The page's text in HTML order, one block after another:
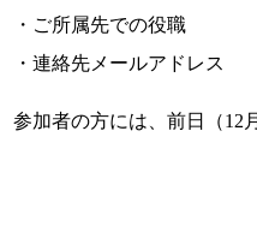
・ご所属先での役職
・連絡先メールアドレス
参加者の方には、前日（12